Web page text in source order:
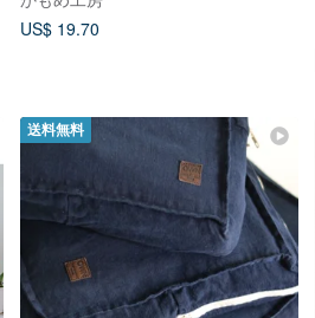
US$ 19.70
送料無料